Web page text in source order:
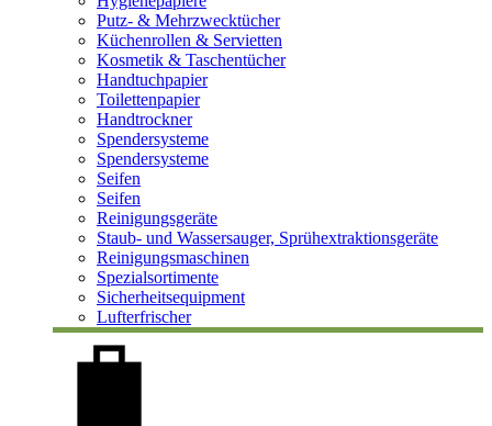
Putz- & Mehrzwecktücher
Küchenrollen & Servietten
Kosmetik & Taschentücher
Handtuchpapier
Toilettenpapier
Handtrockner
Spendersysteme
Spendersysteme
Seifen
Seifen
Reinigungsgeräte
Staub- und Wassersauger, Sprühextraktionsgeräte
Reinigungsmaschinen
Spezialsortimente
Sicherheitsequipment
Lufterfrischer